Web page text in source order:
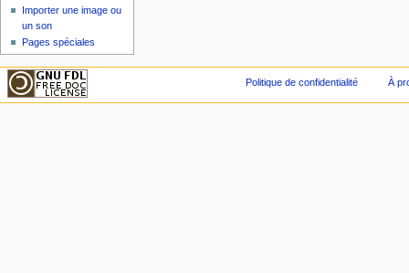
Importer une image ou
un son
Pages spéciales
Politique de confidentialité À